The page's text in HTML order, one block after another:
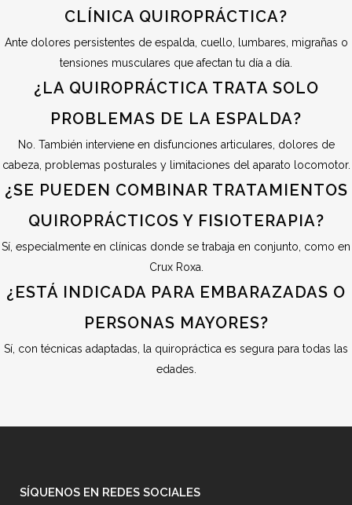
CLÍNICA QUIROPRÁCTICA?
Ante dolores persistentes de espalda, cuello, lumbares, migrañas o
tensiones musculares que afectan tu día a día.
¿LA QUIROPRÁCTICA TRATA SOLO
PROBLEMAS DE LA ESPALDA?
No. También interviene en disfunciones articulares, dolores de
cabeza, problemas posturales y limitaciones del aparato locomotor.
¿SE PUEDEN COMBINAR TRATAMIENTOS
QUIROPRÁCTICOS Y FISIOTERAPIA?
Sí, especialmente en clínicas donde se trabaja en conjunto, como en
Crux Roxa.
¿ESTÁ INDICADA PARA EMBARAZADAS O
PERSONAS MAYORES?
Sí, con técnicas adaptadas, la quiropráctica es segura para todas las
edades.
SÍQUENOS EN REDES SOCIALES